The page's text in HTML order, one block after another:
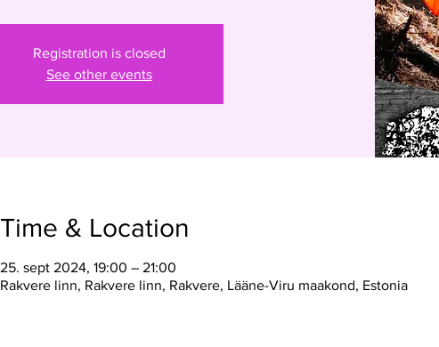
Registration is closed
See other events
Time & Location
25. sept 2024, 19:00 – 21:00
Rakvere linn, Rakvere linn, Rakvere, Lääne-Viru maakond, Estonia